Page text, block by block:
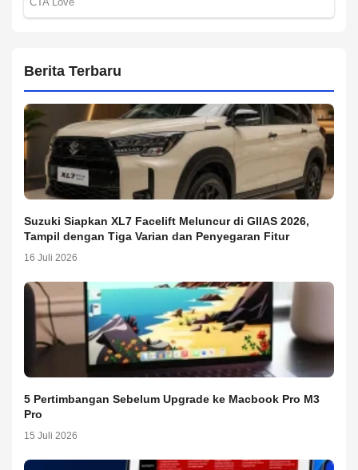
Berita Terbaru
Suzuki Siapkan XL7 Facelift Meluncur di GIIAS 2026,
Tampil dengan Tiga Varian dan Penyegaran Fitur
16 Juli 2026
5 Pertimbangan Sebelum Upgrade ke Macbook Pro M3
Pro
15 Juli 2026